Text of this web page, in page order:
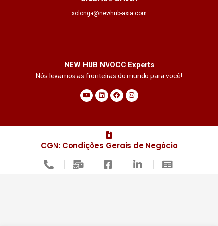
solonga@newhub-asia.com
NEW HUB NVOCC Experts
Nós levamos as fronteiras do mundo para você!
Y
o
u
L
i
n
F
a
c
I
n
s
m
CGN: Condições Gerais de Negócio